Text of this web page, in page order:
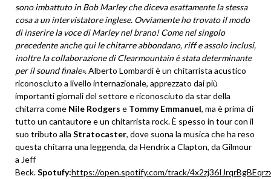
sono imbattuto in Bob Marley che diceva esattamente la stessa
cosa a un intervistatore inglese. Ovviamente ho trovato il modo
di inserire la voce di Marley nel brano! Come nel singolo
precedente anche qui le chitarre abbondano, riff e assolo inclusi,
inoltre la collaborazione di Clearmountain è stata determinante
per il sound finale».Alberto Lombardi è un chitarrista acustico
riconosciuto a livello internazionale, apprezzato dai più
importanti giornali del settore e riconosciuto da star della
chitarra come Nile Rodgers e Tommy Emmanuel, ma è prima di
tutto un cantautore e un chitarrista rock. È spesso in tour con il
suo tributo alla Stratocaster, dove suona la musica che ha reso
questa chitarra una leggenda, da Hendrix a Clapton, da Gilmour
a Jeff
Beck.Spotufy:https://open.spotify.com/track/